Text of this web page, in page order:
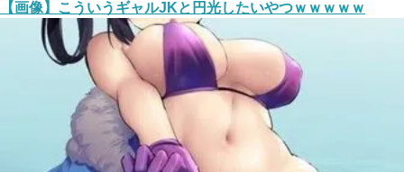
【画像】こういうギャルJKと円光したいやつｗｗｗｗｗ